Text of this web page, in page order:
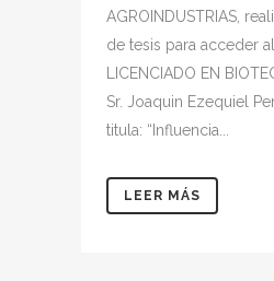
AGROINDUSTRIAS,
de tesis para acceder
LICENCIADO EN
Sr. Joaquin Ezequiel
titula: “Influencia...
LEER MÁS